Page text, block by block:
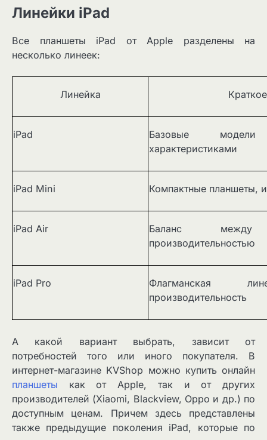
Линейки iPad
Все планшеты iPad от Apple разделены на
несколько линеек:
Линейка
iPad
Базовые
характеристиками
iPad Mini Компактные планшеты,
iPad Air
Баланс
производительностью
iPad Pro
Флагманская
производительность
А какой вариант выбрать, зависит от
потребностей того или иного покупателя. В
интернет-магазине KVShop можно купить онлайн
планшеты как от Apple, так и от других
производителей (Xiaomi, Blackview, Oppo и др.) по
доступным ценам. Причем здесь представлены
также предыдущие поколения iPad, которые по